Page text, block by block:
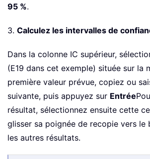
95 %.
3. Calculez les intervalles de
Dans la colonne IC supérieur,
(E19 dans cet exemple) située sur la
première valeur prévue, copiez ou
suivante, puis appuyez sur Entrée
résultat, sélectionnez ensuite cette
glisser sa poignée de recopie vers le
les autres résultats.